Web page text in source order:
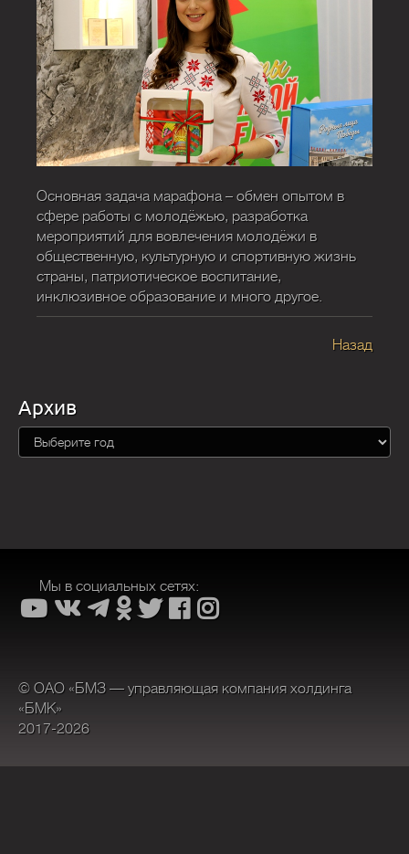
Основная задача марафона – обмен опытом в
сфере работы с молодёжью, разработка
мероприятий для вовлечения молодёжи в
общественную, культурную и спортивную жизнь
страны, патриотическое воспитание,
инклюзивное образование и много другое.
Назад
Архив
Мы в социальных сетях:
© ОАО «БМЗ — управляющая компания холдинга
«БМК»
2017-2026